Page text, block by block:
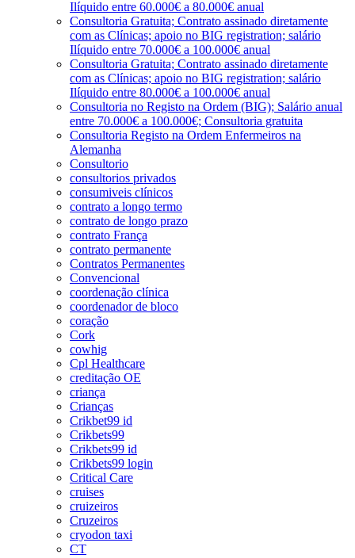
Ilíquido entre 60.000€ a 80.000€ anual
Consultoria Gratuita; Contrato assinado diretamente
com as Clínicas; apoio no BIG registration; salário
Ilíquido entre 70.000€ a 100.000€ anual
Consultoria Gratuita; Contrato assinado diretamente
com as Clínicas; apoio no BIG registration; salário
Ilíquido entre 80.000€ a 100.000€ anual
Consultoria no Registo na Ordem (BIG); Salário anual
entre 70.000€ a 100.000€; Consultoria gratuita
Consultoria Registo na Ordem Enfermeiros na
Alemanha
Consultorio
consultorios privados
consumiveis clínicos
contrato a longo termo
contrato de longo prazo
contrato França
contrato permanente
Contratos Permanentes
Convencional
coordenação clínica
coordenador de bloco
coração
Cork
cowhig
Cpl Healthcare
creditação OE
criança
Crianças
Crikbet99 id
Crikbets99
Crikbets99 id
Crikbets99 login
Critical Care
cruises
cruizeiros
Cruzeiros
cryodon taxi
CT